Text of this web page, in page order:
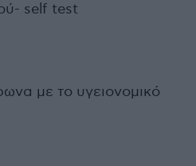
self test
με το υγειονομικό